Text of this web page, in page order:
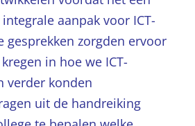
aanpak voor ICT-
gesprekken zorgden ervoor
in hoe we ICT-
verder konden
uit de handreiking